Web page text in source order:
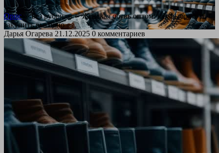
Орис » Без рубрики »Женская обувь оптом: как выбрать и
закупить выгодно
Дарья Огарева 21.12.2025 0 комментариев